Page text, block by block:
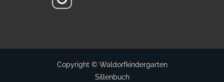
Copyright © Waldorfkindergarten
Sillenbuch